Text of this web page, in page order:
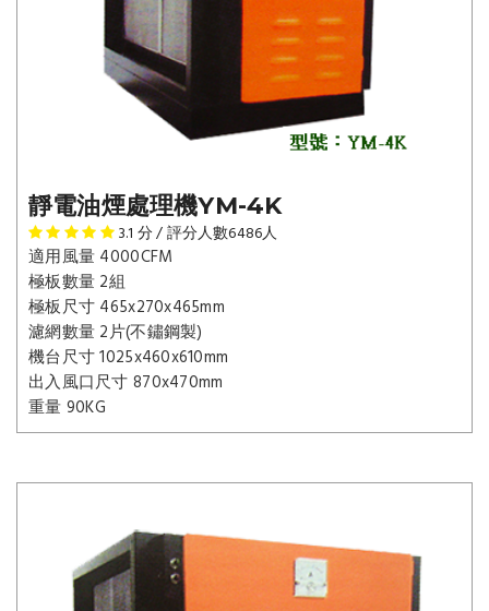
靜電油煙處理機YM-4K
3.1 分 / 評分人數6486人
適用風量 4000CFM
極板數量 2組
極板尺寸 465x270x465mm
濾網數量 2片(不鏽鋼製)
機台尺寸 1025x460x610mm
出入風口尺寸 870x470mm
重量 90KG